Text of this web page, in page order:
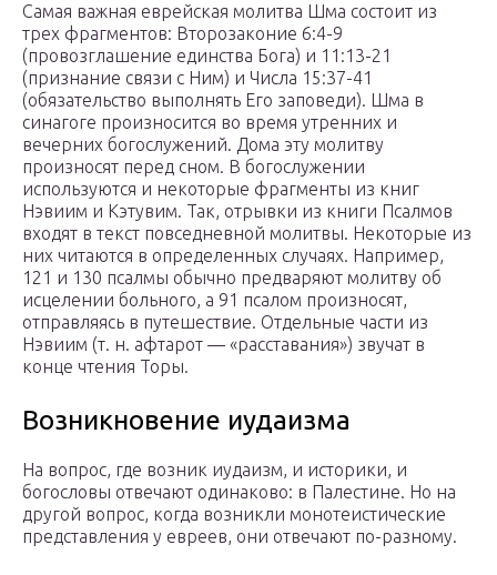
Самая важная еврейская молитва Шма состоит из
трех фрагментов: Второзаконие 6:4-9
(провозглашение единства Бога) и 11:13-21
(признание связи с Ним) и Числа 15:37-41
(обязательство выполнять Его заповеди). Шма в
синагоге произносится во время утренних и
вечерних богослужений. Дома эту молитву
произносят перед сном. В богослужении
используются и некоторые фрагменты из книг
Нэвиим и Кэтувим. Так, отрывки из книги Псалмов
входят в текст повседневной молитвы. Некоторые из
них читаются в определенных случаях. Например,
121 и 130 псалмы обычно предваряют молитву об
исцелении больного, а 91 псалом произносят,
отправляясь в путешествие. Отдельные части из
Нэвиим (т. н. афтарот — «расставания») звучат в
конце чтения Торы.
Возникновение иудаизма
На вопрос, где возник иудаизм, и историки, и
богословы отвечают одинаково: в Палестине. Но на
другой вопрос, когда возникли монотеистические
представления у евреев, они отвечают по-разному.